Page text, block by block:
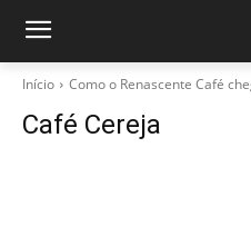
Início Como o Renascente Café
Café Cereja